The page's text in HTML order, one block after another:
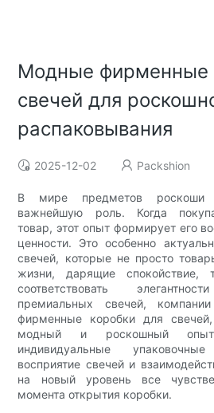
Модные фирменные
свечей для
распаковывания
2025-12-02 Packshion
В мире предметов роскоши
важнейшую роль. Когда
товар, этот опыт формирует его
ценности. Это особенно
свечей, которые не просто
жизни, дарящие
соответствовать
премиальных свечей, компании
фирменные коробки для
модный и роскошный
индивидуальные
восприятие свечей и
на новый уровень все
момента открытия коробки.